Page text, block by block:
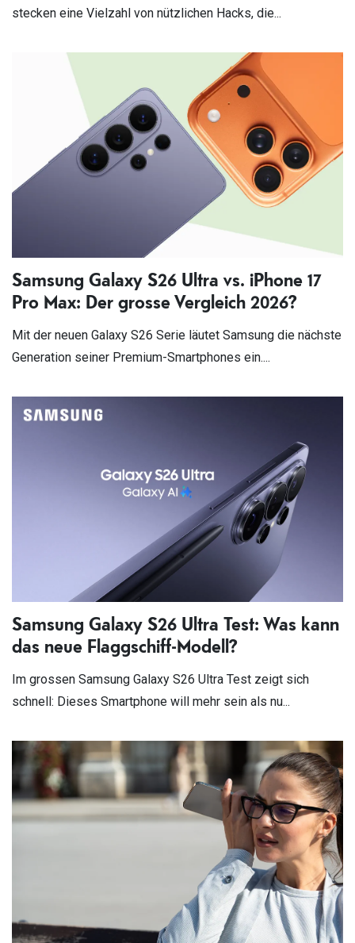
stecken eine Vielzahl von nützlichen Hacks, die...
Samsung Galaxy S26 Ultra vs. iPhone 17
Pro Max: Der grosse Vergleich 2026?
Mit der neuen Galaxy S26 Serie läutet Samsung die nächste
Generation seiner Premium-Smartphones ein....
Samsung Galaxy S26 Ultra Test: Was kann
das neue Flaggschiff-Modell?
Im grossen Samsung Galaxy S26 Ultra Test zeigt sich
schnell: Dieses Smartphone will mehr sein als nu...